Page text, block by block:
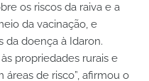
os riscos da raiva e a
da vacinação, e
da doença à Idaron.
propriedades rurais e
de risco”, afirmou o